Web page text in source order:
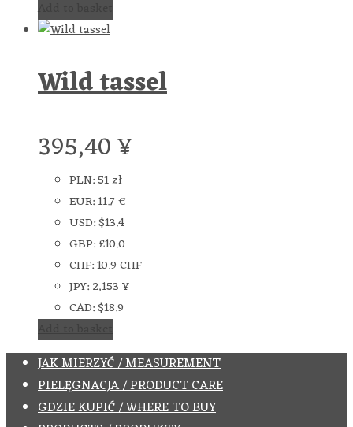
Wild tassel
395,40¥
PLN:51 zł
EUR:11.7 €
USD:$13.4
GBP:£10.0
CHF:10.9 CHF
JPY:2,153 ¥
CAD:$18.9
JAK MIERZYĆ / MEASUREMENT
PIELĘGNACJA / PRODUCT CARE
GDZIE KUPIĆ / WHERE TO BUY